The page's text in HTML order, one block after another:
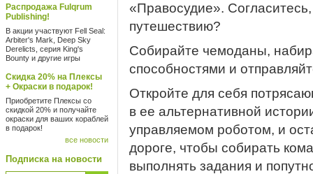
Распродажа Fulqrum
Publishing!
В акции участвуют Fell Seal:
Arbiter's Mark, Deep Sky
Derelicts, серия King's
Bounty и другие игры
Скидка 20% на Плексы
+ Окраски в подарок!
Приобретите Плексы со
скидкой 20% и получайте
окраски для ваших кораблей
в подарок!
все новости
Подписка на новости
«Правосудие».
путешествию?
Собирайте чемоданы,
способностями и
Откройте для себя
в ее альтернативной
управляемом роботом, и
дороге, чтобы собирать
выполнять задания и